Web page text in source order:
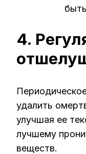
4.
удалить
улучшая ее
лучшему
веществ.